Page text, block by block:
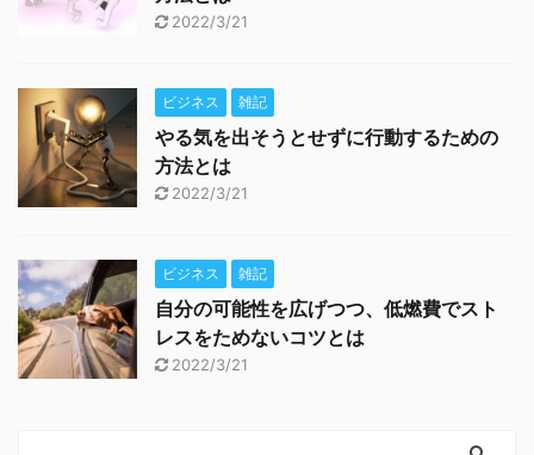
2022/3/21
ビジネス 雑記
やる気を出そうとせずに行動するための
方法とは
2022/3/21
ビジネス 雑記
自分の可能性を広げつつ、低燃費でスト
レスをためないコツとは
2022/3/21